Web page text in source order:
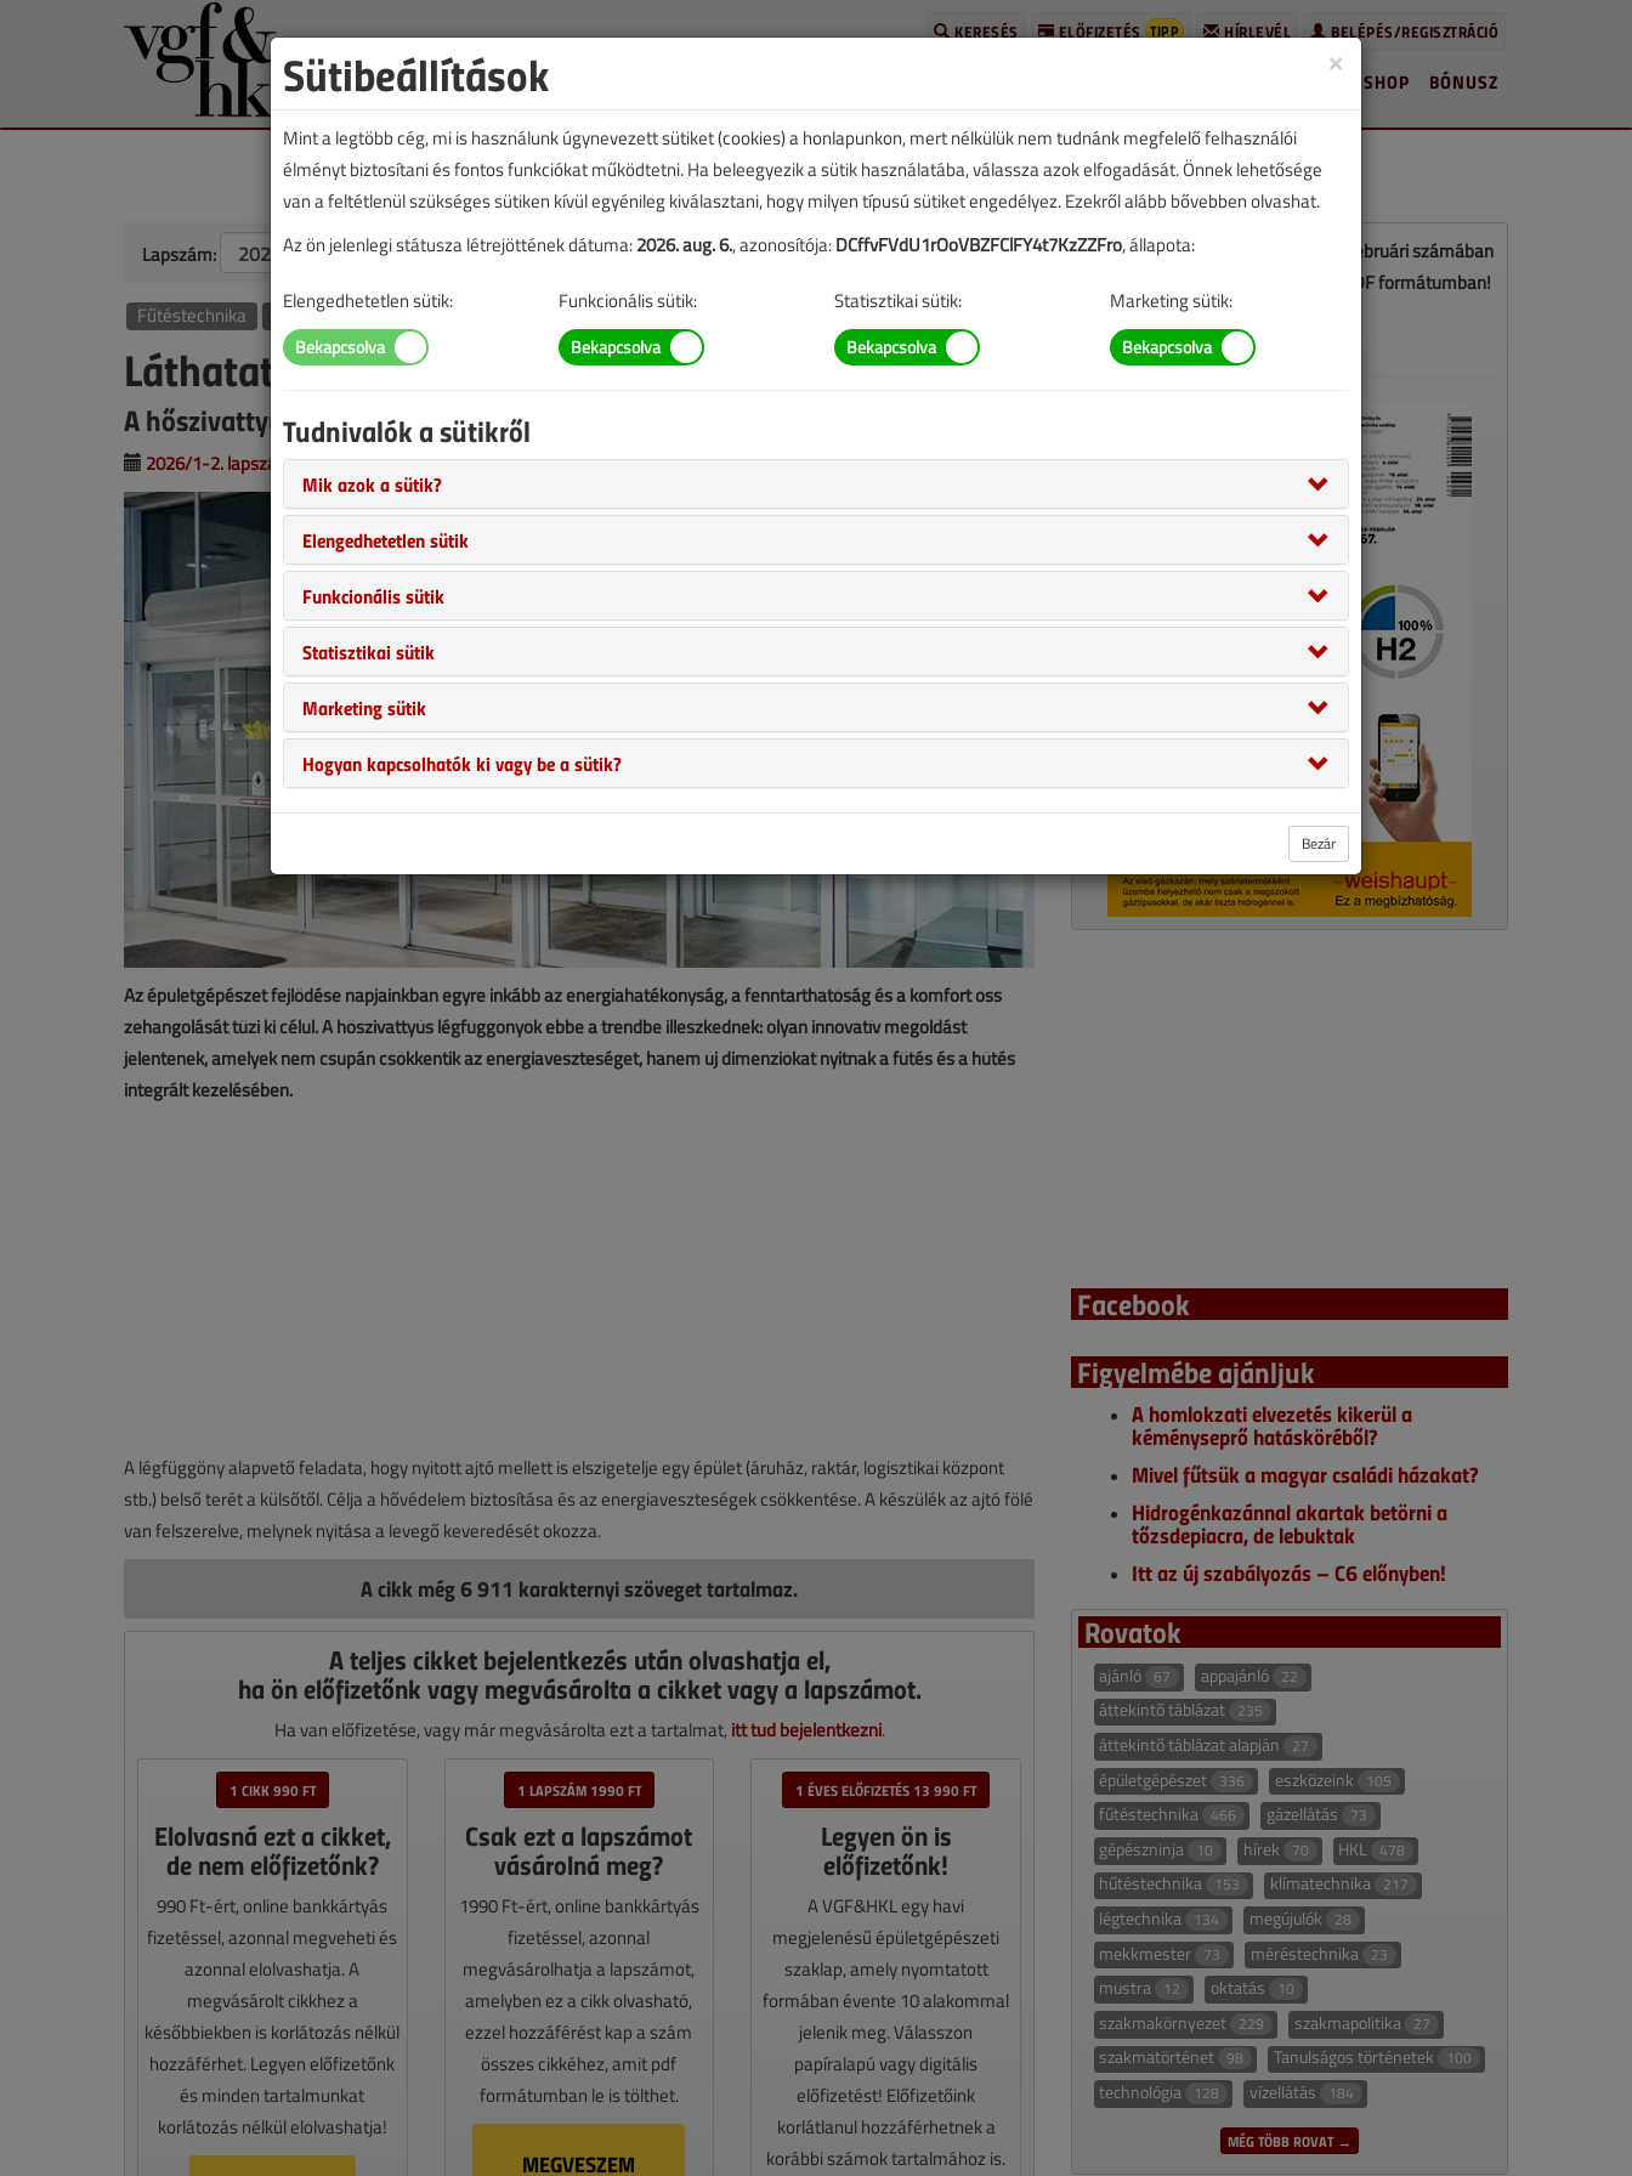
BELÉPÉS/REGISZTRÁCIÓ
HÍRLEVÉL
ELŐFIZETÉS TIPP
KERESÉS
BÓNUSZ
SHOP
Lapszám: TARTALOM
Fűtéstechnika HKL
Láthatatlan gát, látható megtakarítás
A hőszivattyús légfüggönyök szerepe az épületüzemeltetésben
2026/1-2. lapszám| Kövesdi Petra | 640 |
Az épületgépészet fejlődése napjainkban egyre inkább az energiahatékonyság, a fenntarthatóság és a komfort öss
zehangolását tűzi ki célul. A hőszivattyús légfüggönyök ebbe a trendbe illeszkednek: olyan innovatív megoldást
jelentenek, amelyek nem csupán csökkentik az energiaveszteséget, hanem új dimenziókat nyitnak a fűtés és a hűtés
integrált kezelésében.
A légfüggöny alapvető feladata, hogy nyitott ajtó mellett is elszigetelje egy épület (áruház, raktár, logisztikai központ
stb.) belső terét a külsőtől. Célja a hővédelem biztosítása és az energiaveszteségek csökkentése. A készülék az ajtó fölé
van felszerelve, melynek nyitása a levegő keveredését okozza.
A cikk még 6 911 karakternyi szöveget tartalmaz.
A teljes cikket bejelentkezés után olvashatja el,
ha ön előfizetőnk vagy megvásárolta a cikket vagy a lapszámot.
Ha van előfizetése, vagy már megvásárolta ezt a tartalmat, itt tud bejelentkezni.
1 CIKK 990 FT
Elolvasná ezt a cikket,
de nem előfizetőnk?
990 Ft-ért, online bankkártyás
fizetéssel, azonnal megveheti és
azonnal elolvashatja. A
megvásárolt cikkhez a
későbbiekben is korlátozás nélkül
hozzáférhet. Legyen előfizetőnk
és minden tartalmunkat
korlátozás nélkül elolvashatja!
1 LAPSZÁM 1990 FT
Csak ezt a lapszámot
vásárolná meg?
1990 Ft-ért, online bankkártyás
fizetéssel, azonnal
megvásárolhatja a lapszámot,
amelyben ez a cikk olvasható,
ezzel hozzáférést kap a szám
összes cikkéhez, amit pdf
formátumban le is tölthet.
MEGVESZEM
1 ÉVES ELŐFIZETÉS 13 990 FT
Legyen ön is
előfizetőnk!
A VGF&HKL egy havi
megjelenésű épületgépészeti
szaklap, amely nyomtatott
formában évente 10 alakommal
jelenik meg. Válasszon
papíralapú vagy digitális
előfizetést! Előfizetőink
korlátlanul hozzáférhetnek a
korábbi számok tartalmához is.
Ez a cikk a VGF&HKL 2026. január-februári számában
jelent meg. Töltse le a lapszámot PDF formátumban!
Facebook
Figyelmébe ajánljuk
A homlokzati elvezetés kikerül a
kéményseprő hatásköréből?
Mivel fűtsük a magyar családi házakat?
Hidrogénkazánnal akartak betörni a
tőzsdepiacra, de lebuktak
Itt az új szabályozás – C6 előnyben!
Rovatok
ajánló 67 appajánló 22
áttekintő táblázat 235
áttekintő táblázat alapján 27
épületgépészet 336 eszközeink 105
fűtéstechnika 466 gázellátás 73
gépészninja 10 hírek 70 HKL 478
hűtéstechnika 153 klímatechnika 217
légtechnika 134 megújulók 28
mekkmester 73 méréstechnika 23
mustra 12 oktatás 10
szakmakörnyezet 229 szakmapolitika 27
szakmatörténet 98 Tanulságos történetek 100
technológia 128 vízellátás 184
MÉG TÖBB ROVAT →
×
Sütibeállítások
Mint a legtöbb cég, mi is használunk úgynevezett sütiket (cookies) a honlapunkon, mert nélkülük nem tudnánk megfelelő felhasználói
élményt biztosítani és fontos funkciókat működtetni. Ha beleegyezik a sütik használatába, válassza azok elfogadását. Önnek lehetősége
van a feltétlenül szükséges sütiken kívül egyénileg kiválasztani, hogy milyen típusú sütiket engedélyez. Ezekről alább bővebben olvashat.
Az ön jelenlegi státusza létrejöttének dátuma:2026. aug. 6., azonosítója:DCffvFVdU1rOoVBZFClFY4t7KzZZFro, állapota:
Elengedhetetlen sütik: Funkcionális sütik: Statisztikai sütik: Marketing sütik:
Tudnivalók a sütikről
Mik azok a sütik?
Elengedhetetlen sütik
Funkcionális sütik
Statisztikai sütik
Marketing sütik
Hogyan kapcsolhatók ki vagy be a sütik?
Bezár